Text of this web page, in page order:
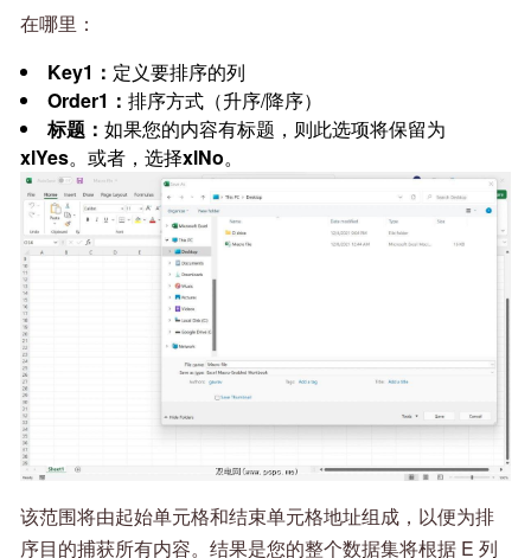
在哪里：
Key1： 定义要排序的列
Order1： 排序方式（升序/降序）
标题： 如果您的内容有标题，则此选项将保留为
xlYes。或者，选择xlNo。
该范围将由起始单元格和结束单元格地址组成，以便为排
序目的捕获所有内容。结果是您的整个数据集将根据 E 列